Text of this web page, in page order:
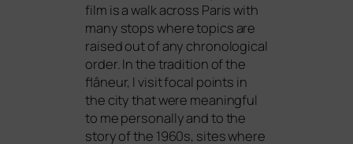
film is a walk across Paris with
many stops whe­re topics are
rai­sed out of any chro­no­lo­gi­cal
order. In the tra­di­ti­on of the
flâ­neur, I visit focal points in
the city that were meaningful
to me per­so­nal­ly and to the
sto­ry of the 1960s, sites whe­re